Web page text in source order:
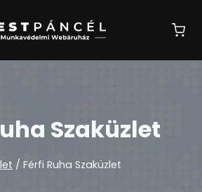
Szaküzlet
/ Férfi Ruha Szaküzlet